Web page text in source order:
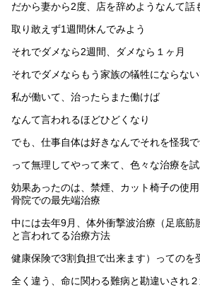
だから妻から2度、店を辞めようなんて話
取り敢えず1週間休んでみよう
それでダメなら2週間、ダメなら１ヶ月
それでダメならもう家族の犠牲にならな
私が働いて、治ったらまた働けば
なんて言われるほどひどくなり
でも、仕事自体は好きなんでそれを怪我
って無理してやって来て、色々な治療を
効果あったのは、禁煙、カット椅子の使
骨院での最先端治療
中には去年9月、体外衝撃波治療（足底筋
と言われてる治療方法
健康保険で3割負担で出来ます）ってのを
全く違う、命に関わる難病と勘違いされ